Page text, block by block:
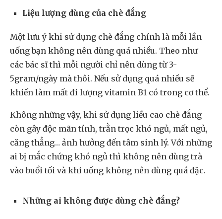
Liệu lượng dùng của chè đắng
Một lưu ý khi sử dụng chè đắng chính là mỗi lần
uống bạn không nên dùng quá nhiều. Theo như
các bác sĩ thì mỗi người chỉ nên dùng từ 3-
5gram/ngày mà thôi. Nếu sử dụng quá nhiều sẽ
khiến làm mất đi lượng vitamin B1 có trong cơ thể.
Không những vậy, khi sử dụng liều cao chè đắng
còn gây độc mãn tính, trằn trọc khó ngủ, mất ngủ,
căng thẳng… ảnh hưởng đến tâm sinh lý. Với những
ai bị mắc chứng khó ngủ thì không nên dùng trà
vào buổi tối và khi uống không nên dùng quá đặc.
Những ai không được dùng chè đắng?